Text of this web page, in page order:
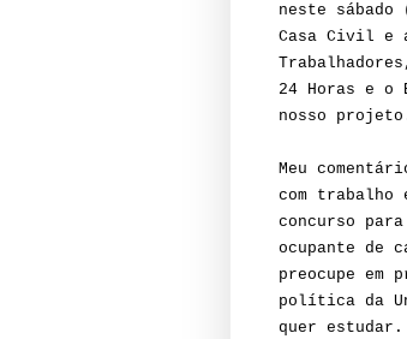
neste
Casa Civil e
24 Horas e o
nosso
Meu
com trabalho
concurso
ocupante de
preocupe em
política da
quer estudar.